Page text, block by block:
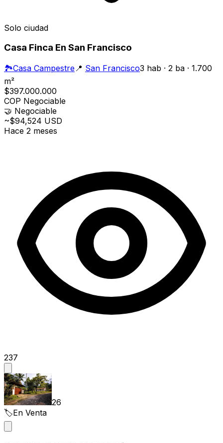
Solo ciudad
Casa Finca En San Francisco
🏞️Casa Campestre📍 San Francisco3 hab · 2 ba · 1.700
m²
$397.000.000
COP Negociable
🤝 Negociable
~$94,524 USD
Hace 2 meses
237
26
🏷️En Venta